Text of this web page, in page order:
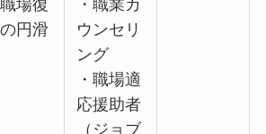
ープワ
ーク
・個別
復職プ
ラン作